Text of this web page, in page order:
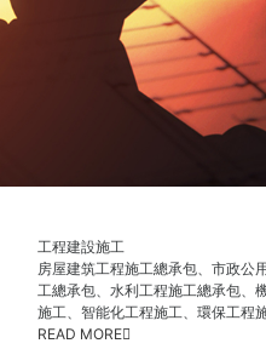
工程建設施工
房屋建筑工程施工總承包、市政公
工總承包、水利工程施工總承包、
施工、智能化工程施工、環保工程
READ MORE